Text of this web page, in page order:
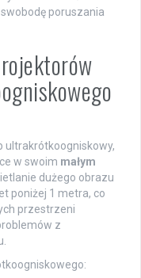
poruszania
ultrakrótkoogniskowy,
w swoim małym
dużego obrazu
poniżej 1 metra, co
przestrzeni
z